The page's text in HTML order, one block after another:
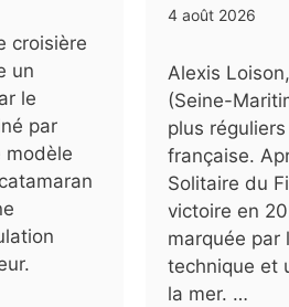
croisière
un
le
par
modèle
4 août 2026
Alexis
(Seine-
plus
française.
Solitaire du
victoire en
marquée par
technique et
la mer. …